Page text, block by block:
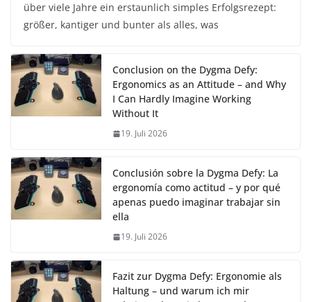
über viele Jahre ein erstaunlich simples Erfolgsrezept:
größer, kantiger und bunter als alles, was
Conclusion on the Dygma Defy:
Ergonomics as an Attitude – and Why
I Can Hardly Imagine Working
Without It
19. Juli 2026
Conclusión sobre la Dygma Defy: La
ergonomía como actitud – y por qué
apenas puedo imaginar trabajar sin
ella
19. Juli 2026
Fazit zur Dygma Defy: Ergonomie als
Haltung – und warum ich mir